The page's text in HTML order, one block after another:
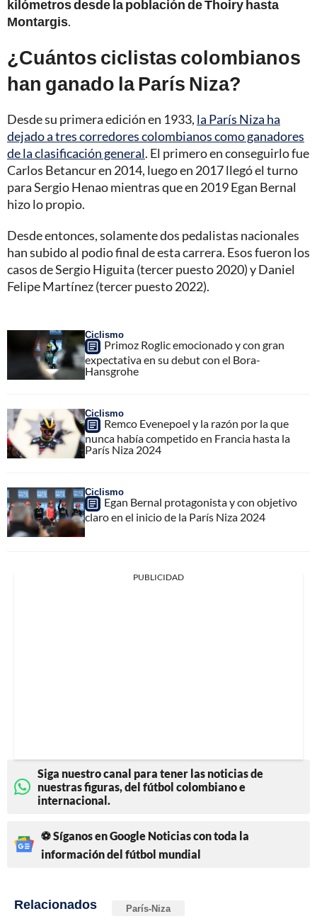
kilómetros desde la población de Thoiry hasta
Montargis.
¿Cuántos ciclistas colombianos
han ganado la París Niza?
Desde su primera edición en 1933, la París Niza ha
dejado a tres corredores colombianos como ganadores
de la clasificación general. El primero en conseguirlo fue
Carlos Betancur en 2014, luego en 2017 llegó el turno
para Sergio Henao mientras que en 2019 Egan Bernal
hizo lo propio.
Desde entonces, solamente dos pedalistas nacionales
han subido al podio final de esta carrera. Esos fueron los
casos de Sergio Higuita (tercer puesto 2020) y Daniel
Felipe Martínez (tercer puesto 2022).
Ciclismo
Primoz Roglic emocionado y con gran
expectativa en su debut con el Bora-
Hansgrohe
Ciclismo
Remco Evenepoel y la razón por la que
nunca había competido en Francia hasta la
París Niza 2024
Ciclismo
Egan Bernal protagonista y con objetivo
claro en el inicio de la París Niza 2024
PUBLICIDAD
Siga nuestro canal para tener las noticias de
nuestras figuras, del fútbol colombiano e
internacional.
⚽ Síganos en Google Noticias con toda la
información del fútbol mundial
Relacionados París-Niza